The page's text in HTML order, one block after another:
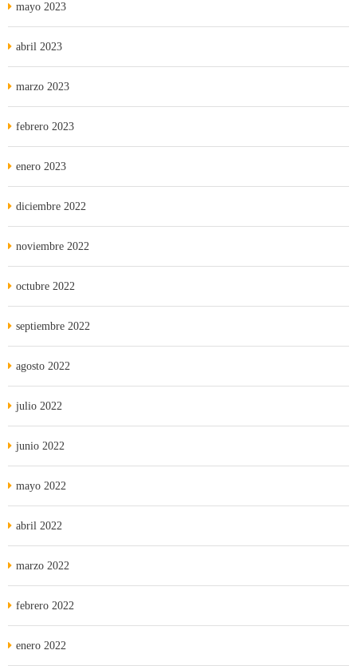
mayo 2023
abril 2023
marzo 2023
febrero 2023
enero 2023
diciembre 2022
noviembre 2022
octubre 2022
septiembre 2022
agosto 2022
julio 2022
junio 2022
mayo 2022
abril 2022
marzo 2022
febrero 2022
enero 2022